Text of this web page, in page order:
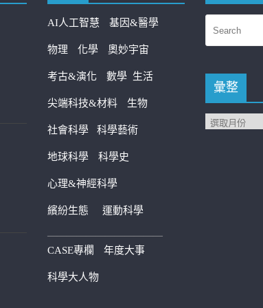
AI人工智慧 基因&醫學
物理 化學 奧妙宇宙
考古&演化 數學 生活
尖端科技&材料 生物
社會科學 科學藝術
地球科學 科學史
心理&神經科學
繽紛生態 運動科學
————————————
CASE專欄 年度大事
科學大人物
彙整